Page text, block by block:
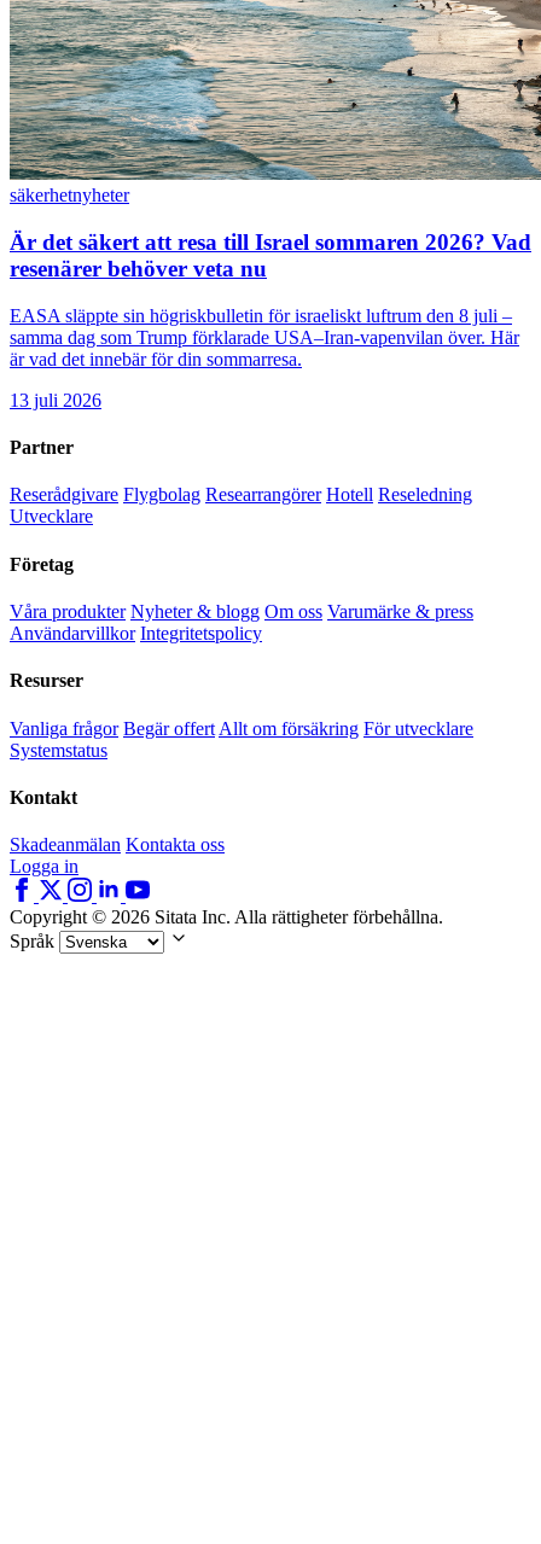
säkerhetnyheter
Är det säkert att resa till Israel sommaren 2026? Vad
resenärer behöver veta nu
EASA släppte sin högriskbulletin för israeliskt luftrum den 8 juli –
samma dag som Trump förklarade USA–Iran-vapenvilan över. Här
är vad det innebär för din sommarresa.
13 juli 2026
Partner
Reserådgivare Flygbolag Researrangörer Hotell Reseledning
Utvecklare
Företag
Våra produkter Nyheter & blogg Om oss Varumärke & press
Användarvillkor Integritetspolicy
Resurser
Vanliga frågor Begär offert Allt om försäkring För utvecklare
Systemstatus
Kontakt
Skadeanmälan Kontakta oss
Logga in
Copyright © 2026 Sitata Inc. Alla rättigheter förbehållna.
Språk